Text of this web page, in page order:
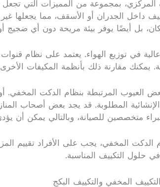
بمجموعة من المميزات التي تجعل
داخل الجدران أو الأسقف، مما يجعلها
بل أيضًا يوفر بيئة مريحة دون أي ضجيج
في توزيع الهواء. يعتمد على نظام
يمكنك مقارنة ذلك بأنظمة المكيفات
المرتبطة بنظام الدكت المخفي.
المطلوبة. قد يجد بعض أصحاب
متخصصين للصيانة، وبالتالي يمكن
الدكت المخفي، يجب على الأفراد تقييم
حلول التكييف المناسبة.
المخفي والتكييف البكج